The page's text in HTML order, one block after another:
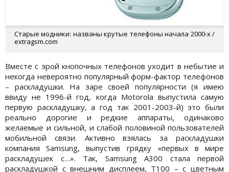
Старые модники: названы крутые телефоны начала 2000-х /
extragsm.com
Вместе с эрой кнопочных телефонов уходит в небытие и
некогда невероятно популярный форм-фактор телефонов
– раскладушки. На заре своей популярности (я имею
ввиду не 1996-й год, когда Motorola выпустила самую
первую раскладушку, а год так 2001-2003-й) это были
реально дорогие и редкие аппараты, одинаково
желаемые и сильной, и слабой половиной пользователей
мобильной связи. Активно взялась за раскладушки
компания Samsung, выпустив грядку «первых в мире
раскладушек с…». Так, Samsung A300 стала первой
раскладушкой с внешним дисплеем, Т100 – с цветным